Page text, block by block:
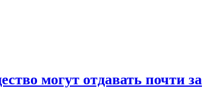
могут отдавать почти за